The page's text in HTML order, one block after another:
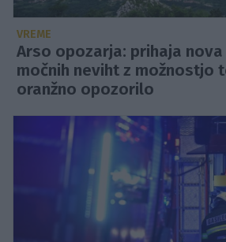
VREME
Arso opozarja: prihaja
močnih neviht z možnostjo
oranžno opozorilo